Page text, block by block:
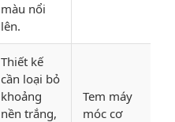
màu nổi
lên.
Thiết kế
cần loại bỏ
khoảng
nền trắng,
Tem máy
móc cơ